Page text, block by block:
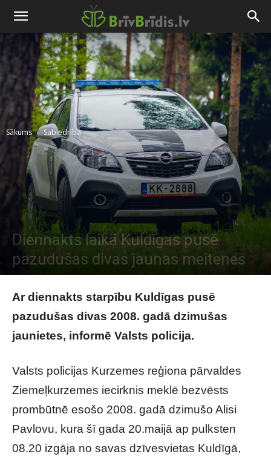
Sākums Sabiedrība
Diennakts laikā Kuldīgas pusē
pazudušas divas jaunas meitenes
Raksta autors Brivbridis.lv - 21/05/2023
Ar diennakts starpību Kuldīgas pusē
pazudušas divas 2008. gadā dzimušas
jaunietes, informē Valsts policija.
Valsts policijas Kurzemes reģiona pārvaldes
Ziemeļkurzemes iecirknis meklē bezvēsts
prombūtnē esošo 2008. gadā dzimušo Alisi
Pavlovu, kura šī gada 20.maijā ap pulksten
08.20 izgāja no savas dzīvesvietas Kuldīgā,